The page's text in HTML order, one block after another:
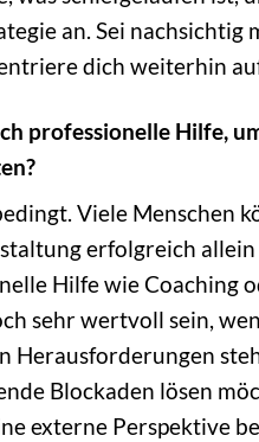
an. Sei nachsichtig
dich weiterhin
professionelle Hilfe,
Viele Menschen
erfolgreich
Hilfe wie Coaching
sehr wertvoll sein,
Herausforderungen
Blockaden lösen
externe Perspektive